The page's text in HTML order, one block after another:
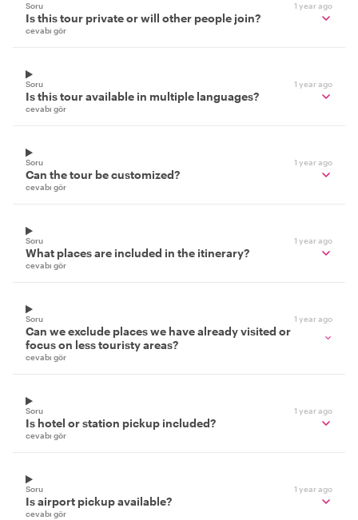
Soru 1 year ago
Is this tour private or will other people join?
cevabı gör
Soru 1 year ago
Is this tour available in multiple languages?
cevabı gör
Soru 1 year ago
Can the tour be customized?
cevabı gör
Soru 1 year ago
What places are included in the itinerary?
cevabı gör
Soru 1 year ago
Can we exclude places we have already visited or
focus on less touristy areas?
cevabı gör
Soru 1 year ago
Is hotel or station pickup included?
cevabı gör
Soru 1 year ago
Is airport pickup available?
cevabı gör